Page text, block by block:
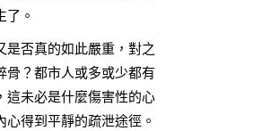
了。
是否真的如此嚴重，對之
骨？都市人或多或少都有
這未必是什麼傷害性的心
心得到平靜的疏泄途徑。